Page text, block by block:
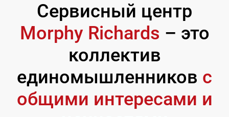
Сервисный центр
Morphy Richards – это
коллектив
единомышленников с
общими интересами и